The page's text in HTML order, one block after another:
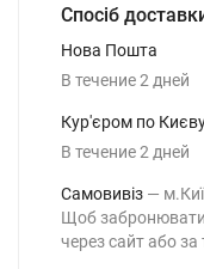
Спосіб
Нова Пошта
В течение2 дней
Кур'єром по
В течение2 дней
Самовивіз
Щоб
через сайт або